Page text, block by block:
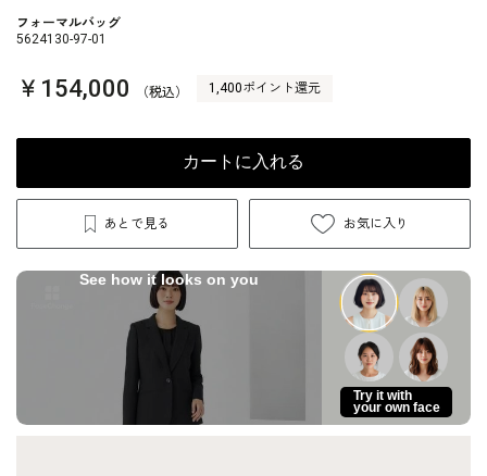
フォーマルバッグ
5624130-97-01
￥154,000 （税込） 1,400ポイント還元
カートに入れる
あとで見る お気に入り
See how it looks on you
Try it with
your own face